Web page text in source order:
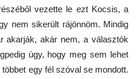
vezette le ezt Kocsis, a
nem sikerült rájönnöm. Mindig
akarják, akár nem, a választók
úgy, hogy meg sem lehet
egy fél szóval se mondott.